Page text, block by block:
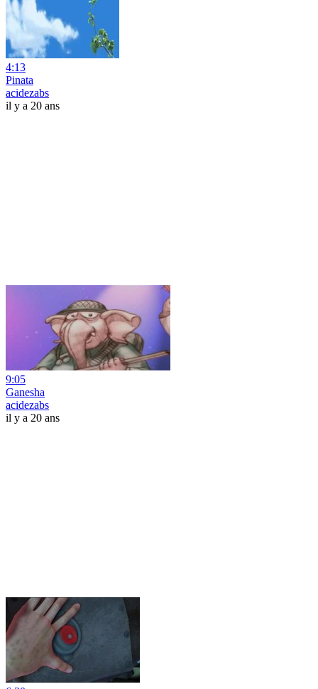
4:13
Pinata
acidezabs
il y a 20 ans
9:05
Ganesha
acidezabs
il y a 20 ans